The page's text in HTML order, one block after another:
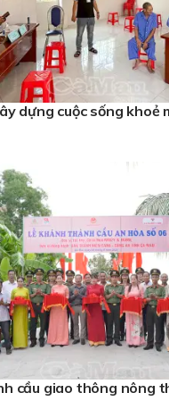
dựng cuộc sống khoẻ
cầu giao thông nông